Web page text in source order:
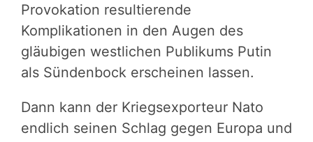
Provokation resultierende
Komplikationen in den Augen des
gläubigen westlichen Publikums Putin
als Sündenbock erscheinen lassen.
Dann kann der Kriegsexporteur Nato
endlich seinen Schlag gegen Europa und